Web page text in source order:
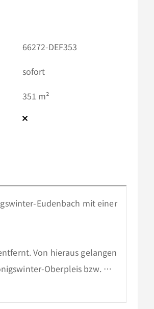
66272-DEF353
sofort
351 m²
Eudenbach mit einer
Von hieraus gelangen
Oberpleis bzw.
bzw. 60 Minuten-Takt.
und hinterlegt.